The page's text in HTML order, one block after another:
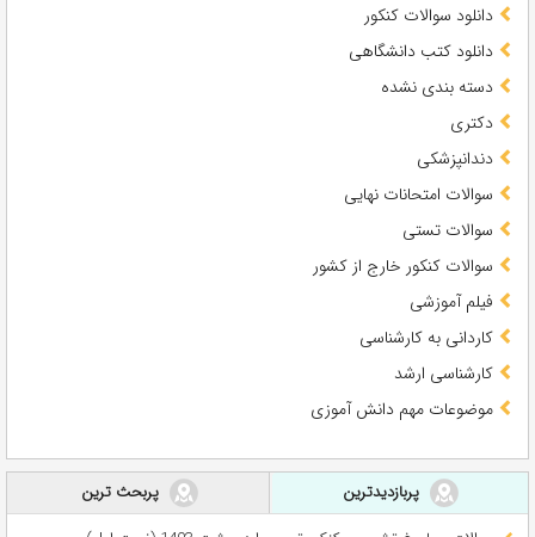
دانلود سوالات کنکور
دانلود کتب دانشگاهی
دسته بندی نشده
دکتری
دندانپزشکی
سوالات امتحانات نهایی
سوالات تستی
سوالات کنکور خارج از کشور
فیلم آموزشی
کاردانی به کارشناسی
کارشناسی ارشد
موضوعات مهم دانش آموزی
پربازدیدترین
پربحث ترین